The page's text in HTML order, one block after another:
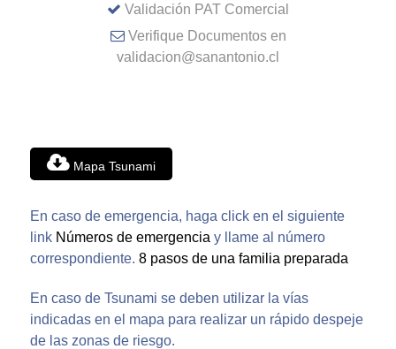
Validación PAT Comercial
Verifique Documentos en
validacion@sanantonio.cl
Mapa Tsunami
En caso de emergencia, haga click en el siguiente
link Números de emergencia y llame al número
correspondiente. 8 pasos de una familia preparada
En caso de Tsunami se deben utilizar la vías
indicadas en el mapa para realizar un rápido despeje
de las zonas de riesgo.